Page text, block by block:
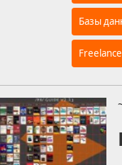
Базы
Freelance